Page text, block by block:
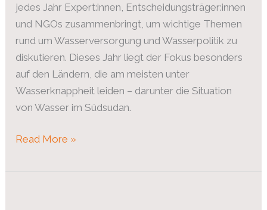
jedes Jahr Expert:innen, Entscheidungsträger:innen
und NGOs zusammenbringt, um wichtige Themen
rund um Wasserversorgung und Wasserpolitik zu
diskutieren. Dieses Jahr liegt der Fokus besonders
auf den Ländern, die am meisten unter
Wasserknappheit leiden – darunter die Situation
von Wasser im Südsudan.
Read More »